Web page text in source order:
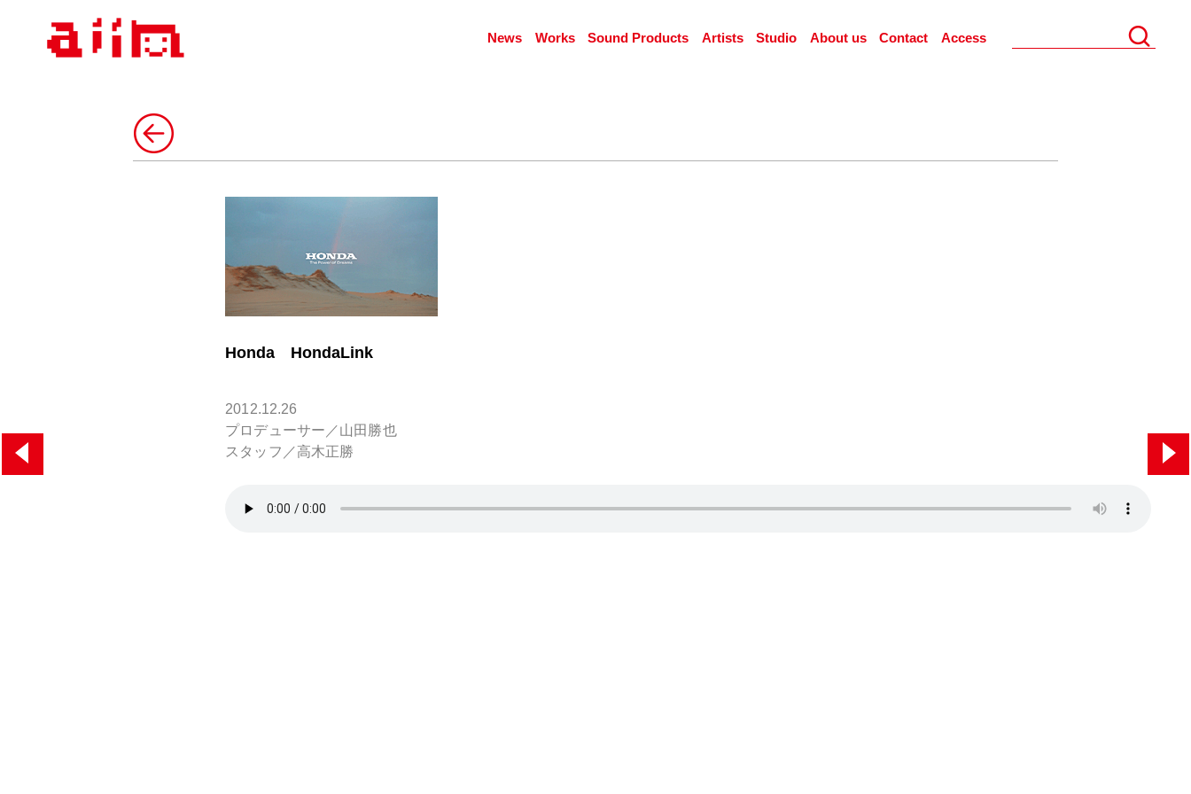
News Works Sound Products Artists Studio About us Contact Access
Honda HondaLink
2012.12.26
プロデューサー／山田勝也
スタッフ／高木正勝